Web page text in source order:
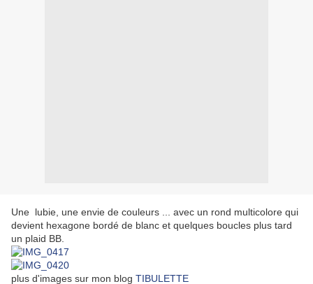
Une lubie, une envie de couleurs ... avec un rond multicolore qui
devient hexagone bordé de blanc et quelques boucles plus tard
un plaid BB.
plus d'images sur mon blog TIBULETTE